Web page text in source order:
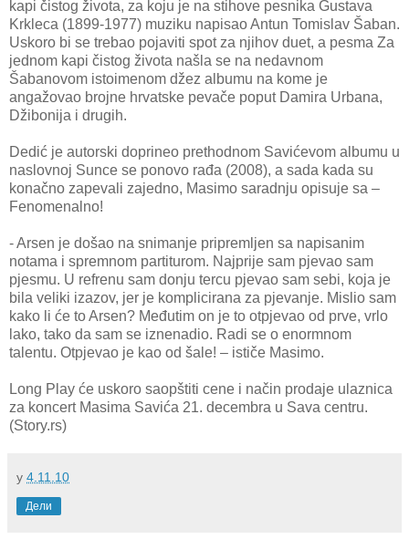
kapi čistog života, za koju je na stihove pesnika Gustava
Krkleca (1899-1977) muziku napisao Antun Tomislav Šaban.
Uskoro bi se trebao pojaviti spot za njihov duet, a pesma Za
jednom kapi čistog života našla se na nedavnom
Šabanovom istoimenom džez albumu na kome je
angažovao brojne hrvatske pevače poput Damira Urbana,
Džibonija i drugih.
Dedić je autorski doprineo prethodnom Savićevom albumu u
naslovnoj Sunce se ponovo rađa (2008), a sada kada su
konačno zapevali zajedno, Masimo saradnju opisuje sa –
Fenomenalno!
- Arsen je došao na snimanje pripremljen sa napisanim
notama i spremnom partiturom. Najprije sam pjevao sam
pjesmu. U refrenu sam donju tercu pjevao sam sebi, koja je
bila veliki izazov, jer je komplicirana za pjevanje. Mislio sam
kako li će to Arsen? Međutim on je to otpjevao od prve, vrlo
lako, tako da sam se iznenadio. Radi se o enormnom
talentu. Otpjevao je kao od šale! – ističe Masimo.
Long Play će uskoro saopštiti cene i način prodaje ulaznica
za koncert Masima Savića 21. decembra u Sava centru.
(Story.rs)
у 4.11.10
Дели